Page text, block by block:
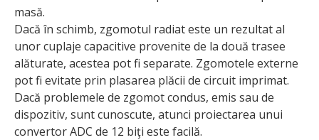
masă.
Dacă în schimb, zgomotul radiat este un rezultat al
unor cuplaje capacitive provenite de la două trasee
alăturate, acestea pot fi separate. Zgomotele externe
pot fi evitate prin plasarea plăcii de circuit imprimat.
Dacă problemele de zgomot condus, emis sau de
dispozitiv, sunt cunoscute, atunci proiectarea unui
convertor ADC de 12 biţi este facilă.